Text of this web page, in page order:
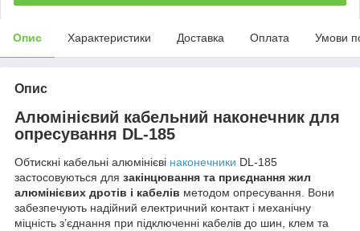
Опис Характеристики Доставка Оплата Умови
Опис
Алюмінієвий кабельний наконечник для
опресування DL-185
Обтискні кабельні алюмінієві наконечники DL-185
застосовуються для закінцювання та приєднання жил
алюмінієвих дротів і кабелів методом опресування. Вони
забезпечують надійний електричний контакт і механічну
міцність з’єднання при підключенні кабелів до шин, клем та